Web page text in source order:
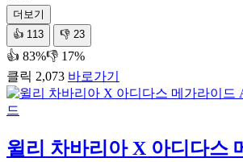
더보기
👍 113 👎 23
👍 83%👎 17%
클릭 2,073 바로가기
윌리 차바리아 X 아디다스